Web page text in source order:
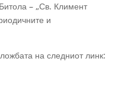
– „Св. Климент
и
на следниот линк: